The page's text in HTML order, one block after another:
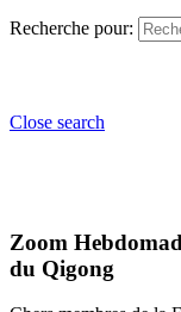
Recherche pour:
Close search
Zoom
du Qigong